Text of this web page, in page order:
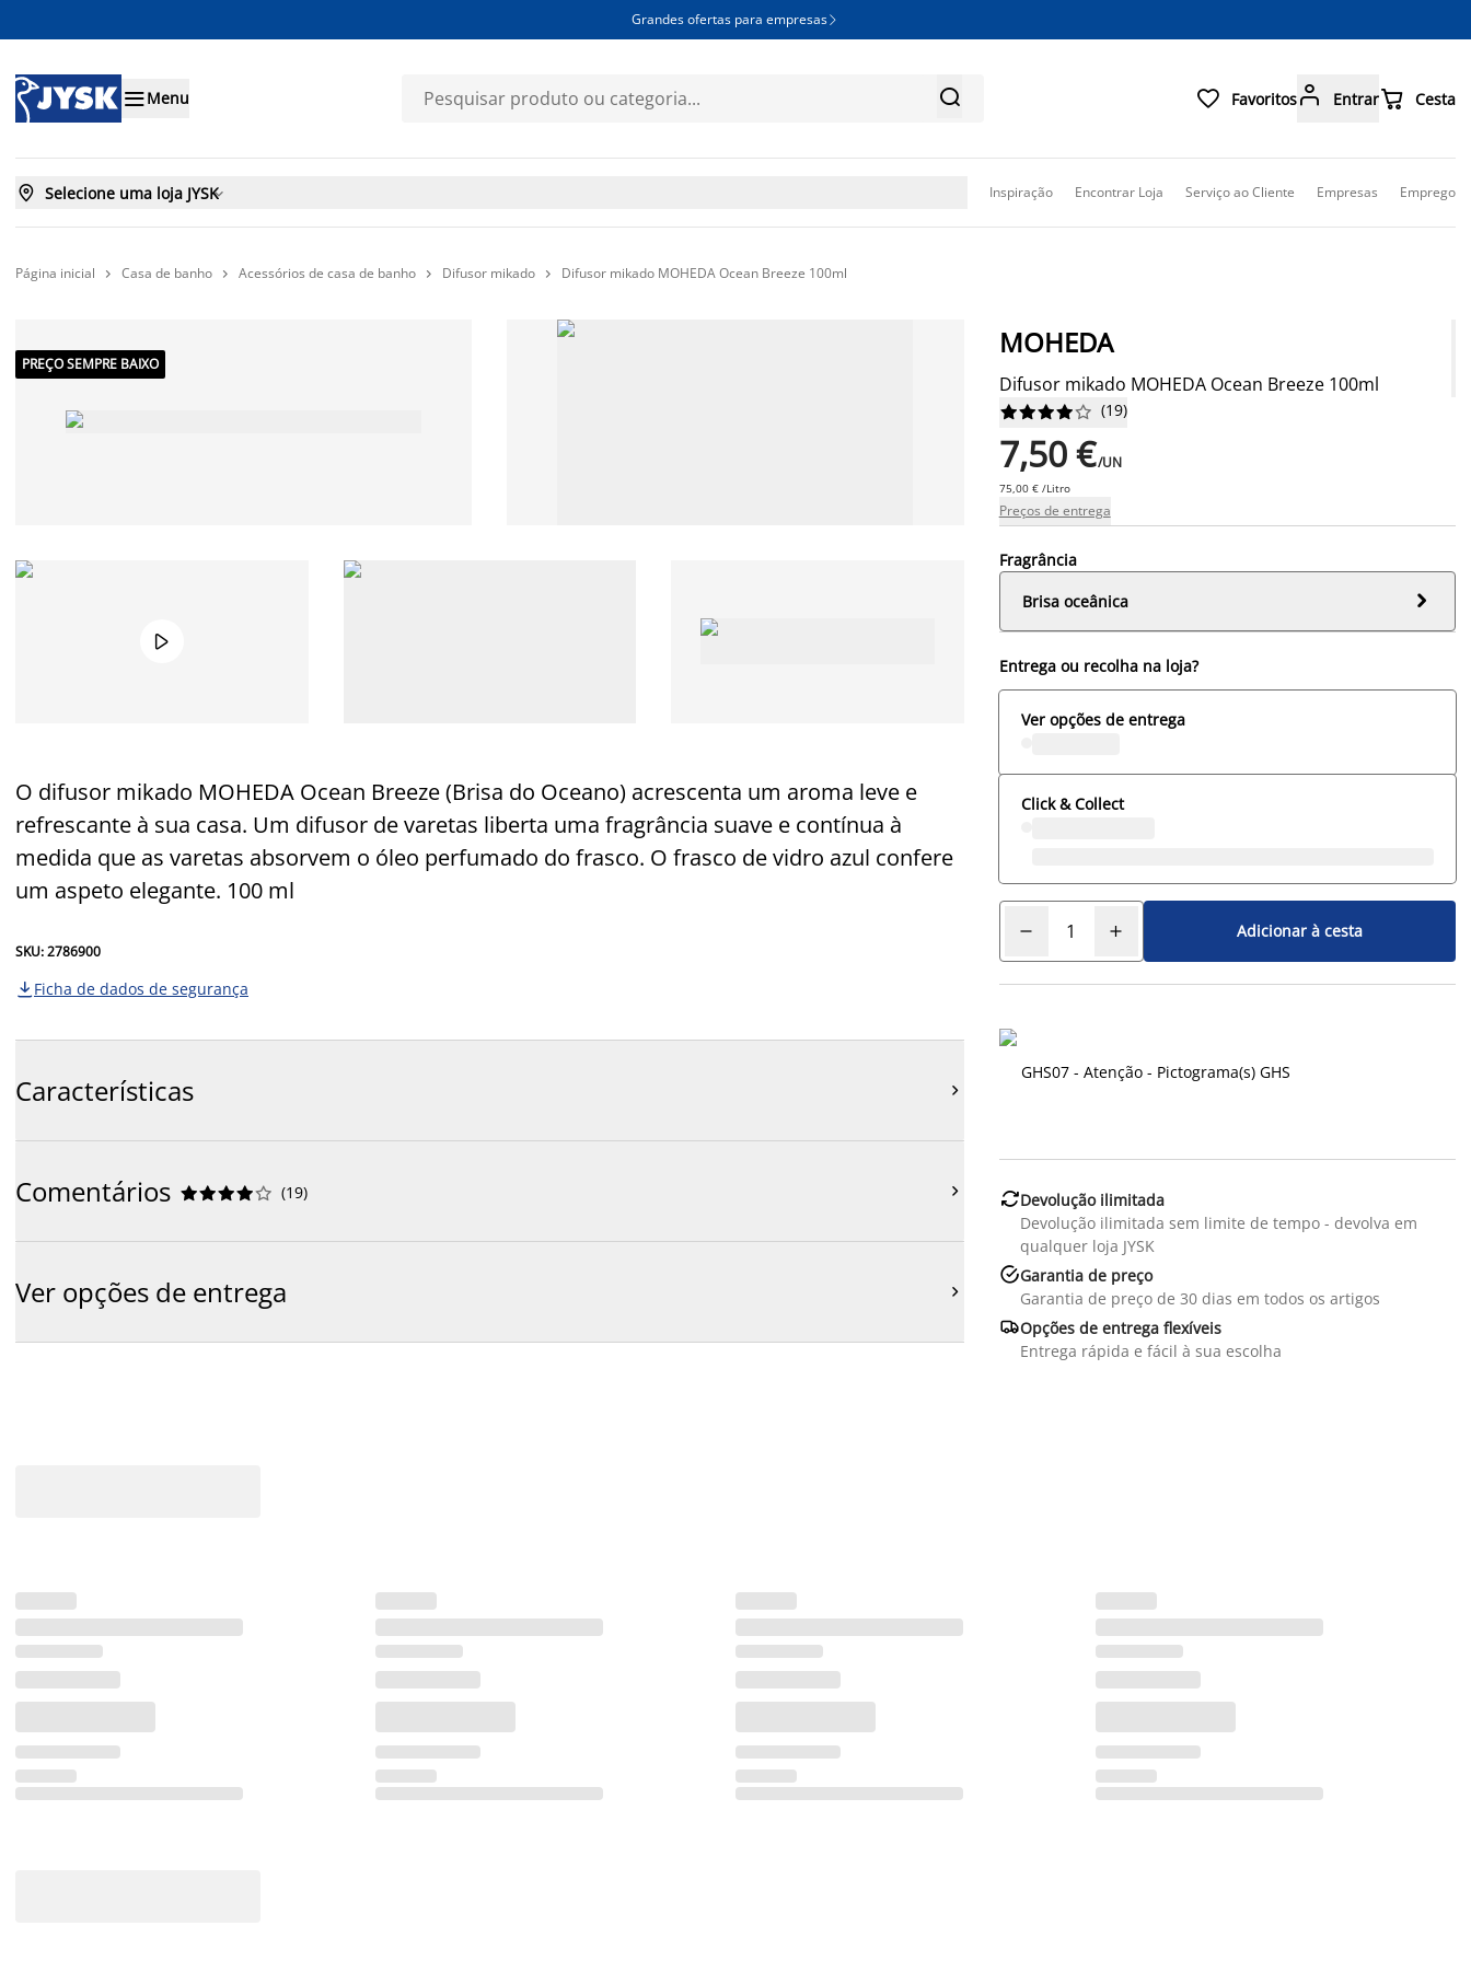
Grandes ofertas para empresas 
Menu   Favoritos Entrar Cesta
 Selecione uma loja JYSK Inspiração Encontrar Loja Serviço ao Cliente Empresas Emprego
Página inicial  Casa de banho  Acessórios de casa de banho  Difusor mikado  Difusor mikado MOHEDA Ocean Breeze 100ml
PREÇO SEMPRE BAIXO

O difusor mikado MOHEDA Ocean Breeze(Brisa do Oceano) acrescenta um aroma leve e
refrescante à sua casa. Um difusor de varetas liberta uma fragrância suave e contínua à
medida que as varetas absorvem o óleo perfumado do frasco. O frasco de vidro azul confere
um aspeto elegante. 100 ml
SKU: 2786900
 Ficha de dados de segurança
Características 
Comentários 




 (19) 
Ver opções de entrega 
MOHEDA
Difusor mikado MOHEDA Ocean Breeze 100ml





 (19)
7,50 €/UN
75,00 € /Litro
Preços de entrega
Fragrância
Brisa oceânica

Entrega ou recolha na loja?
Ver opções de entrega
Click & Collect
Adicionar à cesta
GHS07 - Atenção- Pictograma(s) GHS
Devolução ilimitada
Devolução ilimitada sem limite de tempo - devolva em
qualquer loja JYSK
Garantia de preço
Garantia de preço de 30 dias em todos os artigos
Opções de entrega flexíveis
Entrega rápida e fácil à sua escolha